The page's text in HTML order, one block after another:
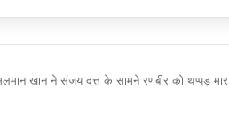
खान ने संजय दत्त के सामने रणबीर को थप्पड़ मार